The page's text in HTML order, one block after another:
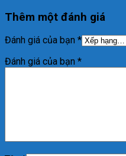
Thêm một đánh giá
Đánh giá của bạn *
Đánh giá của bạn *